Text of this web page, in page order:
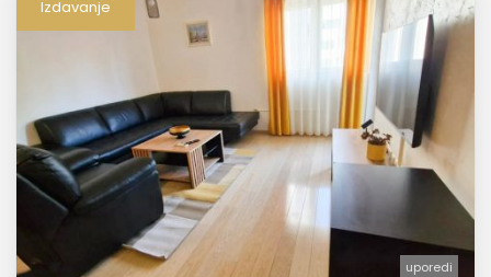
Izdavanje
uporedi